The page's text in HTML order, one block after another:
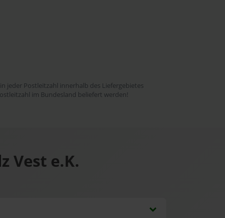
jeder Postleitzahl innerhalb des Liefergebietes
im Bundesland beliefert werden!
Vest e.K.